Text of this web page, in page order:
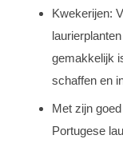
Kwekerijen:
gemakkelijk
schaffen en
Met zijn
Portugese